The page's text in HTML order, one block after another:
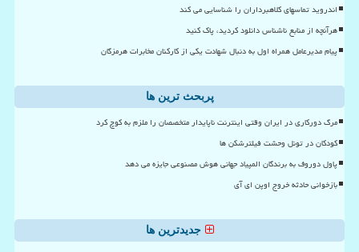
اندروید تماسهای کلاهبرداران را شناسایی می کند
هرآنچه از منابع ناشناس دانلود کردید، پاک کنید
پیام مدیرعامل همراه اول به دنبال شهادت یکی از کارکنان مخابرات هرمزگان
پربحث ترین ها
مرگ دورکاری در ایران وقتی اینترنت ناپایدار متخصصان را ملزم به کوچ کرد
کودکان در تونل وحشت فیلترشکن ها
پاول دوروف به برندگان المپیاد جهانی هوش مصنوعی جایزه می دهد
بازخوانی حادثه خروج اوپن ای آی
جدیدترین ها